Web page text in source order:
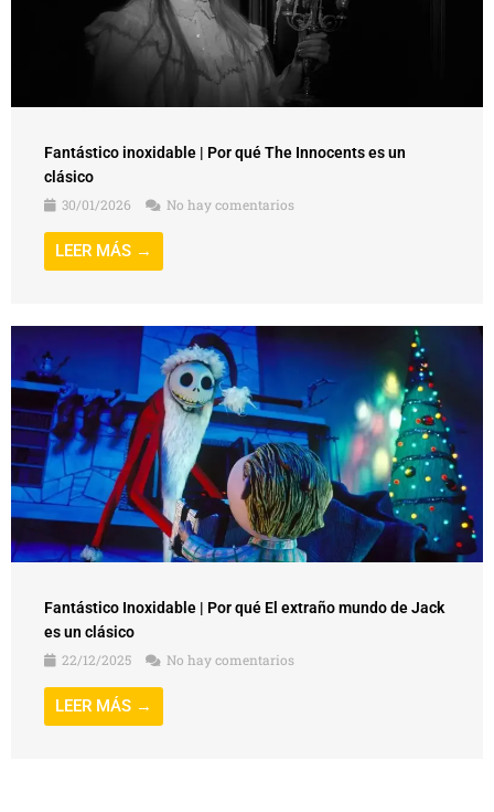
Fantástico inoxidable | Por qué The Innocents es un
clásico
30/01/2026
No hay comentarios
LEER MÁS →
Fantástico Inoxidable | Por qué El extraño mundo de Jack
es un clásico
22/12/2025
No hay comentarios
LEER MÁS →